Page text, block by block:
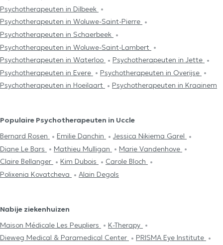
Psychotherapeuten in Dilbeek
Psychotherapeuten in Woluwe-Saint-Pierre
Psychotherapeuten in Schaerbeek
Psychotherapeuten in Woluwe-Saint-Lambert
Psychotherapeuten in Waterloo
Psychotherapeuten in Jette
Psychotherapeuten in Evere
Psychotherapeuten in Overijse
Psychotherapeuten in Hoeilaart
Psychotherapeuten in Kraainem
Populaire Psychotherapeuten in Uccle
Bernard Rosen
Emilie Danchin
Jessica Nikiema Garel
Diane Le Bars
Mathieu Mulligan
Marie Vandenhove
Claire Bellanger
Kim Dubois
Carole Bloch
Polixenia Kovatcheva
Alain Degols
Nabije ziekenhuizen
Maison Médicale Les Peupliers
K-Therapy
Dieweg Medical & Paramedical Center
PRISMA Eye Institute